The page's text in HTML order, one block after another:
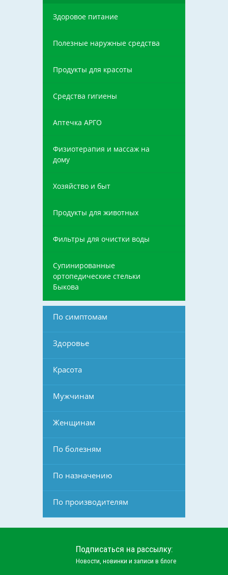
Здоровое питание
Полезные наружные средства
Продукты для красоты
Средства гигиены
Аптечка АРГО
Физиотерапия и массаж на
дому
Хозяйство и быт
Продукты для животных
Фильтры для очистки воды
Супинированные
ортопедические стельки
Быкова
По симптомам
Здоровье
Красота
Мужчинам
Женщинам
По болезням
По назначению
По производителям
Подписаться на рассылку:
Новости, новинки и записи в блоге